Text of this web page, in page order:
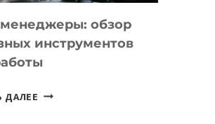
обзор
инструментов
ДАЛЕЕ ТАСК-